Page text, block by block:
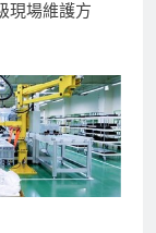
現場維護方